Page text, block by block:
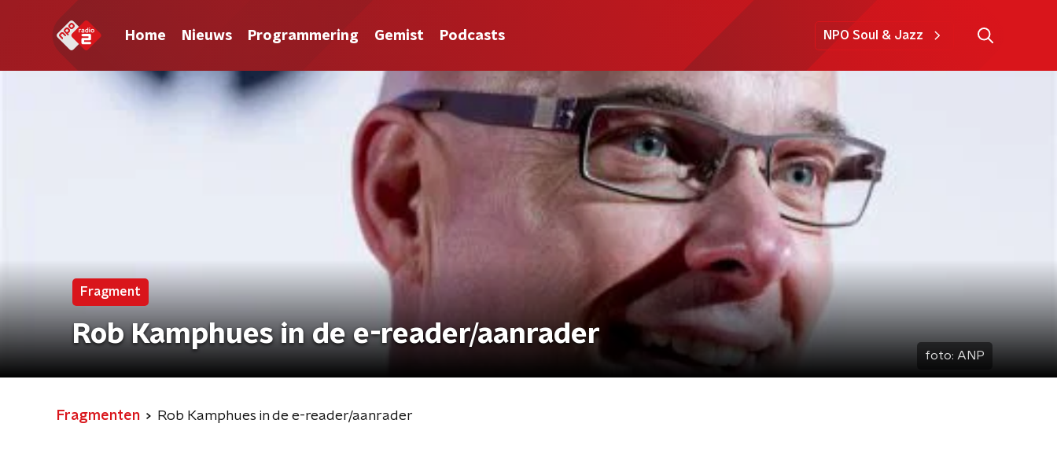
Home Nieuws Programmering Gemist Podcasts NPO Soul & Jazz
Fragment
Rob Kamphues in de e-reader/aanrader
foto: ANP
Fragmenten Rob Kamphues in de e-reader/aanrader